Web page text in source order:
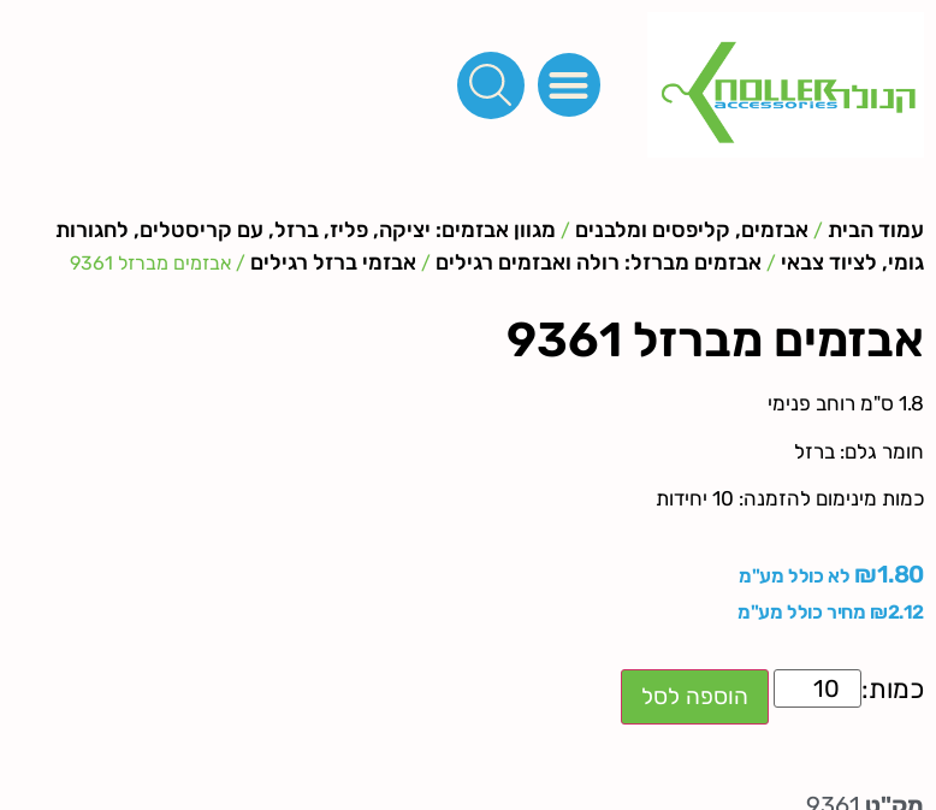
עמוד הבית / אבזמים, קליפסים ומלבנים / מגוון אבזמים: יציקה, פליז, ברזל, עם קריסטלים, לחגורות
גומי, לציוד צבאי / אבזמים מברזל: רולה ואבזמים רגילים / אבזמי ברזל רגילים / אבזמים מברזל 9361
אבזמים מברזל 9361
1.8 ס"מ רוחב פנימי
חומר גלם: ברזל
כמות מינימום להזמנה: 10 יחידות
₪1.80
לא כולל מע"מ
₪2.12 מחיר כולל מע"מ
הוספה לסל